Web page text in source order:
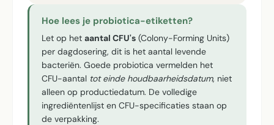
Hoe lees je probiotica-etiketten?
Let op het aantal CFU's (Colony-Forming Units)
per dagdosering, dit is het aantal levende
bacteriën. Goede probiotica vermelden het
CFU-aantal tot einde houdbaarheidsdatum, niet
alleen op productiedatum. De volledige
ingrediëntenlijst en CFU-specificaties staan op
de verpakking.